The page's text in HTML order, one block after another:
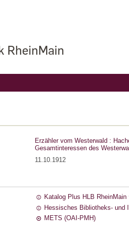
RheinMain
Erzähler vom Westerwald :
Gesamtinteressen des
11.10.1912
Katalog Plus HLB RheinMain
Hessisches Bibliotheks- und
METS (OAI-PMH)